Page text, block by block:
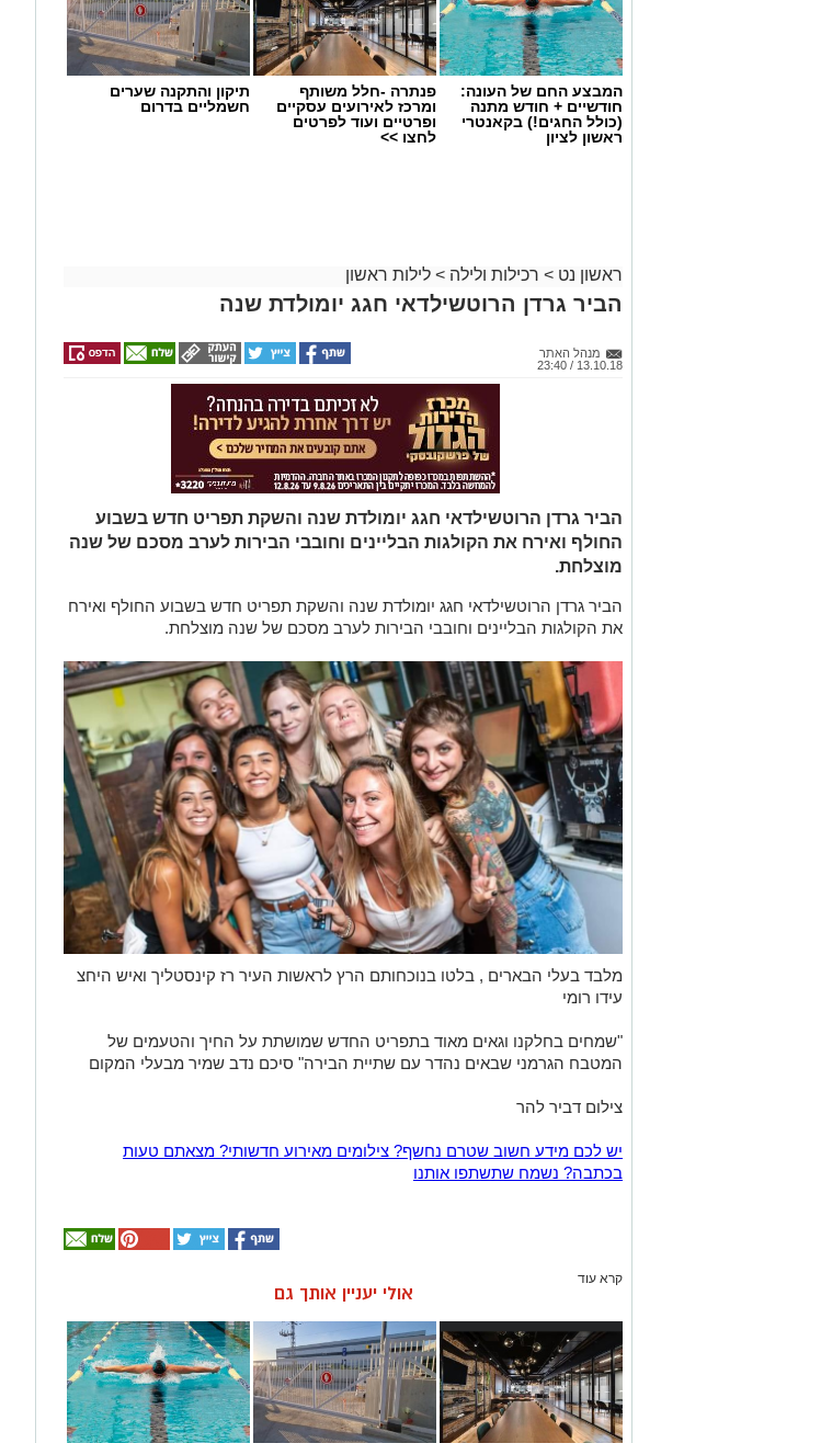
המבצע החם של העונה:
חודשיים + חודש מתנה
(כולל החגים!) בקאנטרי
ראשון לציון
פנתרה -חלל משותף
ומרכז לאירועים עסקיים
ופרטיים ועוד לפרטים
לחצו >>
תיקון והתקנה שערים
חשמליים בדרום
ראשון נט > רכילות ולילה > לילות ראשון
הביר גרדן הרוטשילדאי חגג יומולדת שנה
מנהל האתר
13.10.18 / 23:40
הביר גרדן הרוטשילדאי חגג יומולדת שנה והשקת תפריט חדש בשבוע
החולף ואירח את הקולגות הבליינים וחובבי הבירות לערב מסכם של שנה
מוצלחת.
הביר גרדן הרוטשילדאי חגג יומולדת שנה והשקת תפריט חדש בשבוע החולף ואירח
את הקולגות הבליינים וחובבי הבירות לערב מסכם של שנה מוצלחת.
מלבד בעלי הבארים , בלטו בנוכחותם הרץ לראשות העיר רז קינסטליך ואיש היחצ
עידו רומי
"שמחים בחלקנו וגאים מאוד בתפריט החדש שמושתת על החיך והטעמים של
המטבח הגרמני שבאים נהדר עם שתיית הבירה" סיכם נדב שמיר מבעלי המקום
צילום דביר להר
יש לכם מידע חשוב שטרם נחשף? צילומים מאירוע חדשותי? מצאתם טעות
בכתבה? נשמח שתשתפו אותנו
קרא עוד
אולי יעניין אותך גם